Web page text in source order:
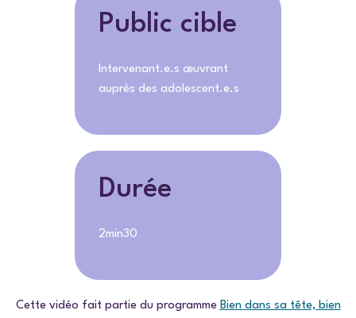
Public cible
Intervenant.e.s œuvrant
auprès des adolescent.e.s
Durée
2min30
Cette vidéo fait partie du programme Bien dans sa tête, bien